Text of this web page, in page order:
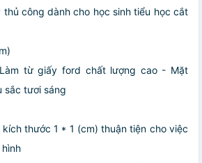
thủ công dành cho học sinh tiểu học cắt
từ giấy ford chất lượng cao - Mặt
sắc tươi sáng
thước 1 * 1 (cm) thuận tiện cho việc